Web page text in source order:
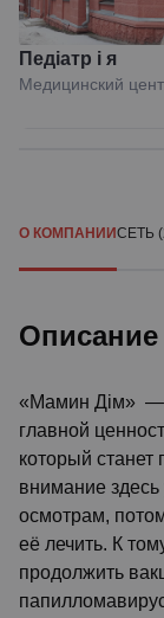
Педіатр і я
Медицинский
О КОМПАНИИСЕТЬ
Описание
«Мамин Дім» —
главной
который
внимание здесь
осмотрам,
её лечить. К
продолжить